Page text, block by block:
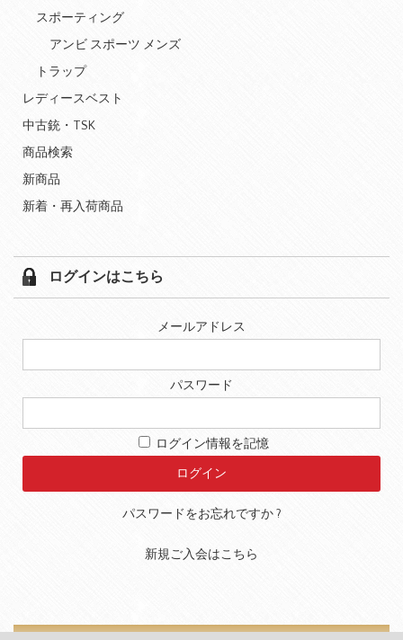
スポーティング
アンビ スポーツ メンズ
トラップ
レディースベスト
中古銃・TSK
商品検索
新商品
新着・再入荷商品
ログインはこちら
メールアドレス
パスワード
ログイン情報を記憶
パスワードをお忘れですか ?
新規ご入会はこちら